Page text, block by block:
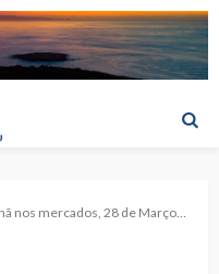
mercados, 28 de Março de 2025